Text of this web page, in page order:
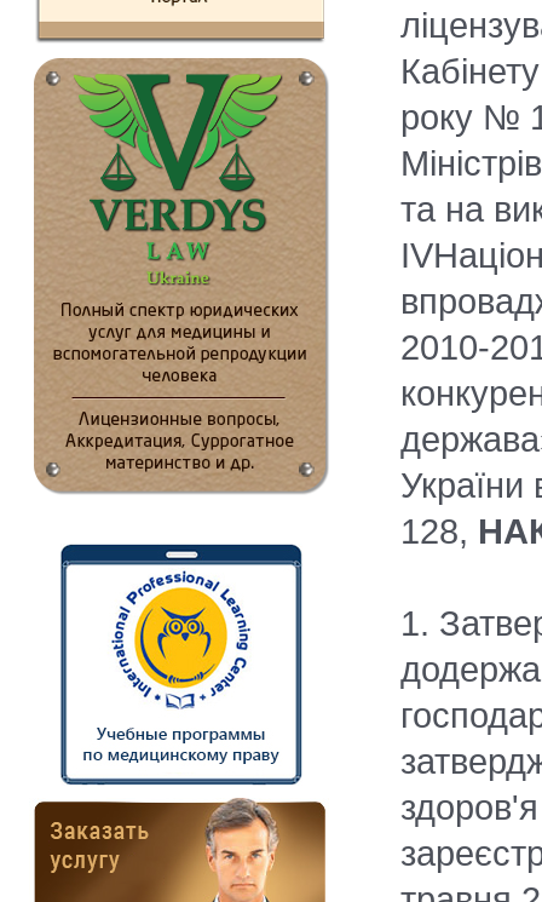
року №
та на
2010-
128,
1.